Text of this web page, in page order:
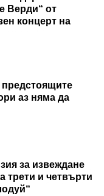
Верди“ от
концерт на
аз няма да
за извеждане
трети и четвърти